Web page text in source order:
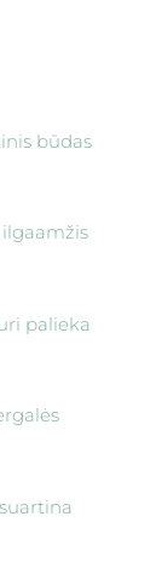
būdas
palieka